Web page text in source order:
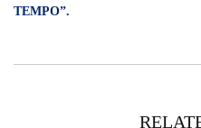
TEMPO”.